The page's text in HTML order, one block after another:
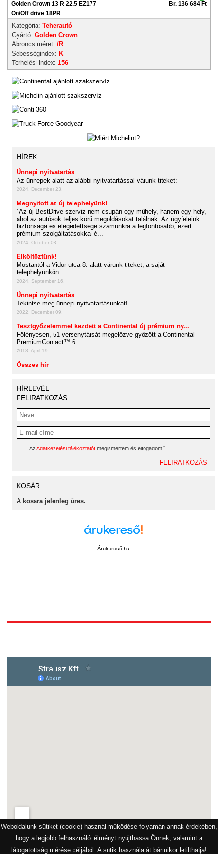
Weboldalunk sütiket (cookie) használ működése folyamán annak érdekében,
hogy a legjobb felhasználói élményt nyújthassa Önnek, valamint a
látogatottság mérése céljából. A sütik használatát bármikor letilthatja!
Golden Crown 13 R 22.5 EZ177
On/Off drive 18PR
Br. 136 684 Ft
Kategória: Teherautó
Gyártó: Golden Crown
Abroncs méret: /R
Sebességindex: K
Terhelési index: 156
HÍREK
Ünnepi nyitvatartás
Az ünnepek alatt az alábbi nyitvatartással várunk titeket:
2024. December 23.
Megnyitott az új telephelyünk!
"Az új BestDrive szerviz nem csupán egy műhely, hanem egy hely,
ahol az autósok teljes körű megoldásokat találnak. Az ügyfeleink
biztonsága és elégedettsége számunkra a legfontosabb, ezért
prémium szolgáltatásokkal é...
2024. October 03.
Elköltöztünk!
Mostantól a Vidor utca 8. alatt várunk titeket, a saját
telephelyünkön.
2024. September 16.
Ünnepi nyitvatartás
Tekintse meg ünnepi nyitvatartásunkat!
2022. December 09.
Tesztgyőzelemmel kezdett a Continental új prémium ny...
Fölényesen, 51 versenytársát megelőzve győzött a Continental
PremiumContact™ 6
2018. April 19.
Összes hír
HÍRLEVÉL
FELIRATKOZÁS
Az Adatkezelési tájékoztatót megismertem és elfogadom!*
KOSÁR
A kosara jelenleg üres.
Árukereső.hu